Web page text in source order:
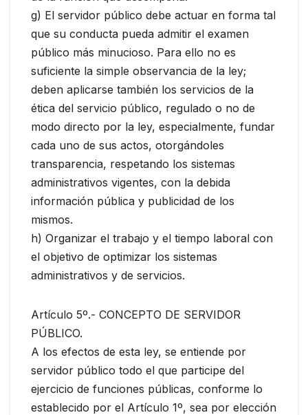
g) El servidor público debe actuar en forma tal
que su conducta pueda admitir el examen
público más minucioso. Para ello no es
suficiente la simple observancia de la ley;
deben aplicarse también los servicios de la
ética del servicio público, regulado o no de
modo directo por la ley, especialmente, fundar
cada uno de sus actos, otorgándoles
transparencia, respetando los sistemas
administrativos vigentes, con la debida
información pública y publicidad de los
mismos.
h) Organizar el trabajo y el tiempo laboral con
el objetivo de optimizar los sistemas
administrativos y de servicios.
Artículo 5º.- CONCEPTO DE SERVIDOR
PÚBLICO.
A los efectos de esta ley, se entiende por
servidor público todo el que participe del
ejercicio de funciones públicas, conforme lo
establecido por el Artículo 1º, sea por elección